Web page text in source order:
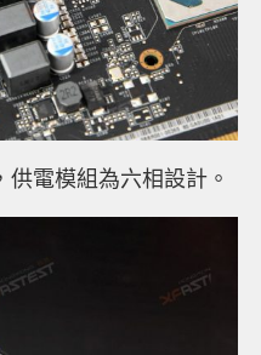
電模組為六相設計。